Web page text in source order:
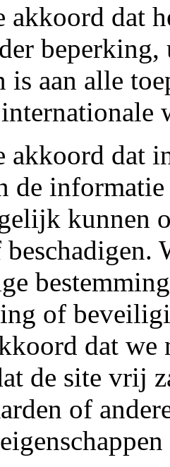
akkoord dat
is aan alle
akkoord dat
de
kunnen
of
dat
de site vrij
of